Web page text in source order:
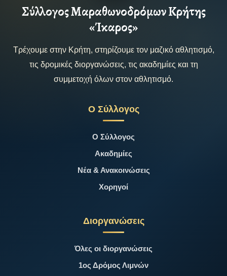
Σύλλογος Μαραθωνοδρόμων Κρήτης
«Ίκαρος»
Τρέχουμε στην Κρήτη, στηρίζουμε τον μαζικό αθλητισμό,
τις δρομικές διοργανώσεις, τις ακαδημίες και τη
συμμετοχή όλων στον αθλητισμό.
Ο Σύλλογος
Ο Σύλλογος
Ακαδημίες
Νέα & Ανακοινώσεις
Χορηγοί
Διοργανώσεις
Όλες οι διοργανώσεις
1ος Δρόμος Λιμνών